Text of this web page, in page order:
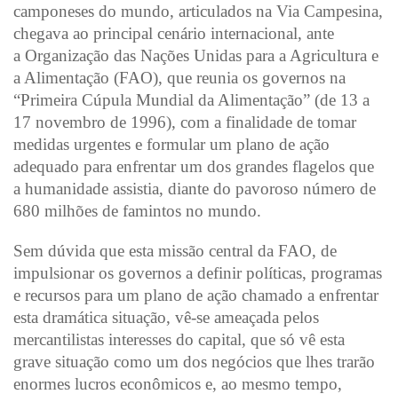
camponeses do mundo, articulados na Via Campesina,
chegava ao principal cenário internacional, ante
a Organização das Nações Unidas para a Agricultura e
a Alimentação (FAO), que reunia os governos na
“Primeira Cúpula Mundial da Alimentação” (de 13 a
17 novembro de 1996), com a finalidade de tomar
medidas urgentes e formular um plano de ação
adequado para enfrentar um dos grandes flagelos que
a humanidade assistia, diante do pavoroso número de
680 milhões de famintos no mundo.
Sem dúvida que esta missão central da FAO, de
impulsionar os governos a definir políticas, programas
e recursos para um plano de ação chamado a enfrentar
esta dramática situação, vê-se ameaçada pelos
mercantilistas interesses do capital, que só vê esta
grave situação como um dos negócios que lhes trarão
enormes lucros econômicos e, ao mesmo tempo,